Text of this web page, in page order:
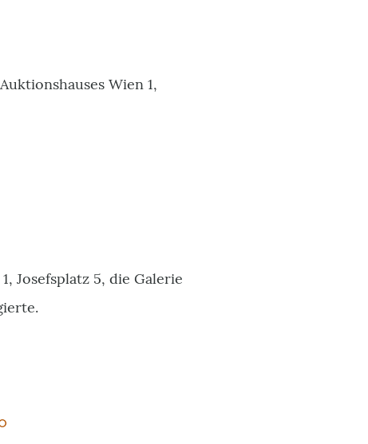
Wien 1,
Josefsplatz 5, die Galerie